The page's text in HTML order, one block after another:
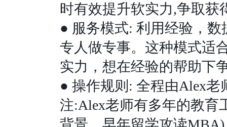
时有效提升软实力,争取获
● 服务模式: 利用经验，数
专人做专事。这种模式适
实力，想在经验的帮助下
● 操作规则 : 全程由Alex老
注:Alex老师有多年的教育